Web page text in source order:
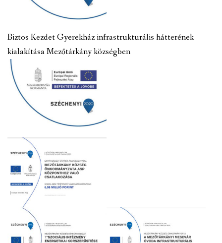
Biztos Kezdet Gyerekház infrastrukturális hátterének
kialakítása Mezőtárkány községben